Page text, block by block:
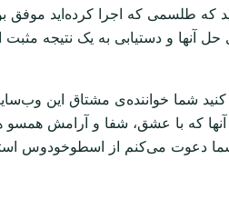
که طلسمی که اجرا کرده‌اید موفق
حل آنها و دستیابی به یک نتیجه
شما خواننده‌ی مشتاق این
که با عشق، شفا و آرامش همسو
دعوت می‌کنم از اسطوخودوس